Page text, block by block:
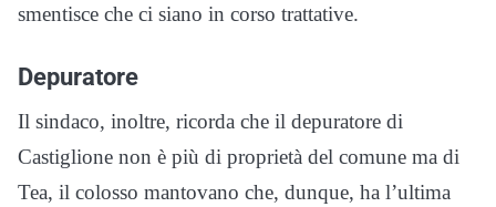
smentisce che ci siano in corso trattative.
Depuratore
Il sindaco, inoltre, ricorda che il depuratore di
Castiglione non è più di proprietà del comune ma di
Tea, il colosso mantovano che, dunque, ha l’ultima